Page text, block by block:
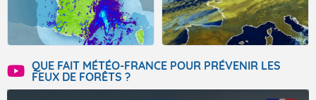
QUE FAIT MÉTÉO-FRANCE POUR PRÉVENIR LES
FEUX DE FORÊTS ?